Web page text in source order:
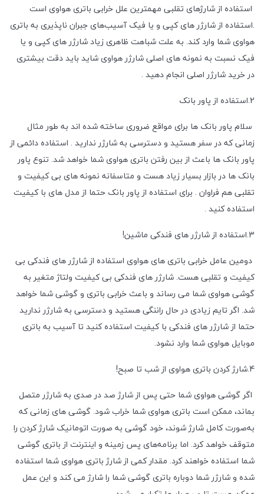
استفاده از شارژهای تقلبی مهمترین علل خرابی باتری هواوی است
.استفاده از شارژر های کپی و یا فیک آسیب‌های جبران ناپذیری به باتری
هواوی شما وارد کند. به علت شباهت ظاهری زیاد شارژر های کپی و یا
فیک نسبت به نمونه های اصلی شارژر هواوی شاید باید دقت بیشتری
در خرید شارژر اصلی انجام دهید .
2.استفاده از پاور بانک
سلام پاور بانک ها برای مواقع ضروری ساخته شده اند به طور مثال
زمانی که در سفر هستید و دسترسی به شارژر ندارید . استفاده دائمی از
پاور بانک ها باعث از بین رفتن باتری هواوی شما خواهد شد. تنوع پاور
بانک ها در بازار بسیار زیاد هست و متاسفانه نمونه های بی کیفیت و
تقلبی هم فراوان . برای استفاده از پاور بانک حتما از مدل های با کیفیت
استفاده کنید .
3.استفاده از شارژر های فندکی ماشین!
دومین عامل خرابی باتری های هواوی استفاده از شارژر های فندکی بی
کیفیت و تقلبی هست. شارژر های فندکی بی کیفیت ولتاژ متغیر به
گوشی هواوی شما می رساند و باعث خرابی باتری و گوشی شما خواهد
شد. اگر تایم زیادی در حال راننگی هستید و دسترسی به شارژر ندارید
حتما از شارژر های فندکی با کیفیت استفاده کنید تا آسیب به باتری
موبایل هواوی شما وارد نشود.
4.شارژ کردن باتری هواوی از شب تا صبح!
اگر گوشی هواوی شما حتی پس از شارژ صد در صدی به شارژر متصل
بماند، ممکن است باتری هواوی شما خراب شود. ‌گوشی های زمانی که
به‌صورت کامل شارژ شوند، خود گوشی به صورت اتومانیک شارژ کردن را
متوقف خواهد کرد. اما برنامه‌های پس زمینه و اینترنت از باتری گوشی
شما استفاده خواهند کرد. مقدار کمی از شارژ باتری هواوی شما استفاده
شده و شارژر شما دوباره باتری گوشی شما را شارژ می کند و این عمل